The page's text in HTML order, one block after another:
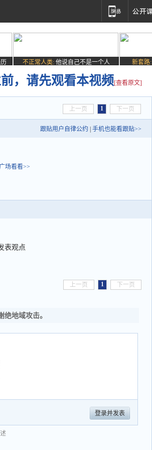
不正常人类: 他说自己不是一个人 新套路:
，请先观看本视频[查看原文]
上一页 1 下一页
跟贴用户自律公约 手机也能看跟贴>>
场看看>>
表观点
上一页 1 下一页
地域攻击。
登录并发表